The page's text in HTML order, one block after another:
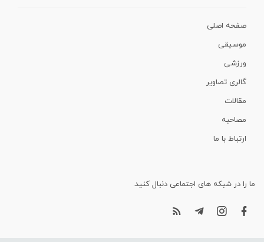
صفحه اصلی
موسیقی
ورزشی
گالری تصاویر
مقالات
مصاحبه
ارتباط با ما
ما را در شبکه های اجتماعی دنبال کنید.